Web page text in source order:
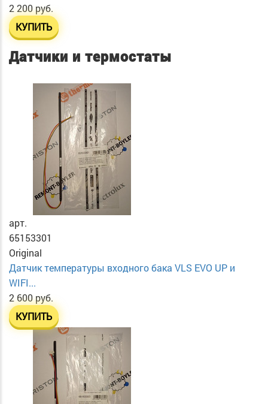
2 200 руб.
КУПИТЬ
Датчики и термостаты
арт.
65153301
Original
Датчик температуры входного бака VLS EVO UP и
WIFI...
2 600 руб.
КУПИТЬ